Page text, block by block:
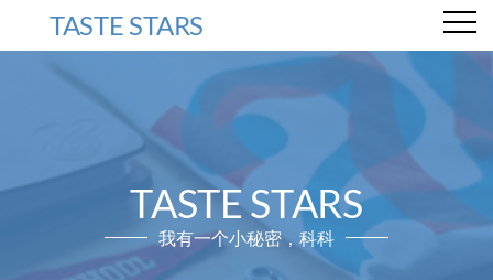
TASTE STARS
TASTE STARS
我有一个小秘密，科科